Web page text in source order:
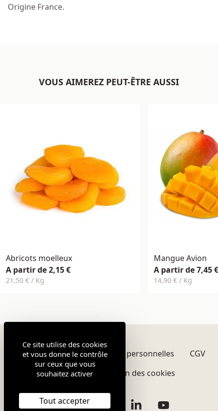
Origine France.
VOUS AIMEREZ PEUT-ÊTRE AUSSI
Abricots moelleux
A partir de 2,15 €
21,50 € / Kg
Mangue Avion
A partir de 7,45 €
14,90 € / Kg
Mentions légales Données personnelles
CGV
Plan du site
Gestion des cookies
Ce site utilise des cookies
et vous donne le contrôle
sur ceux que vous
souhaitez activer
Tout accepter